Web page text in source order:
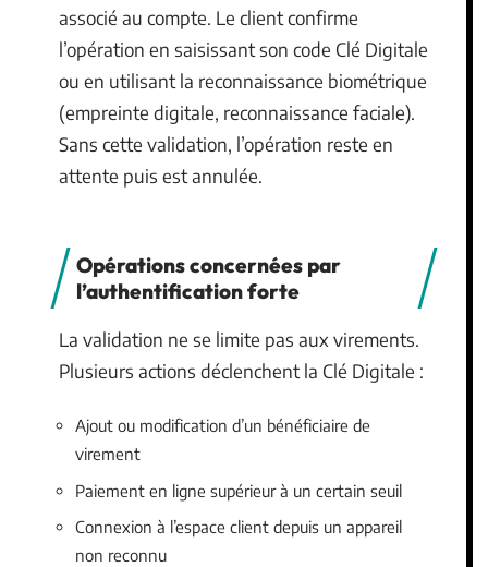
associé au compte. Le client confirme
l’opération en saisissant son code Clé Digitale
ou en utilisant la reconnaissance biométrique
(empreinte digitale, reconnaissance faciale).
Sans cette validation, l’opération reste en
attente puis est annulée.
Opérations concernées par
l’authentification forte
La validation ne se limite pas aux virements.
Plusieurs actions déclenchent la Clé Digitale :
Ajout ou modification d’un bénéficiaire de
virement
Paiement en ligne supérieur à un certain seuil
Connexion à l’espace client depuis un appareil
non reconnu